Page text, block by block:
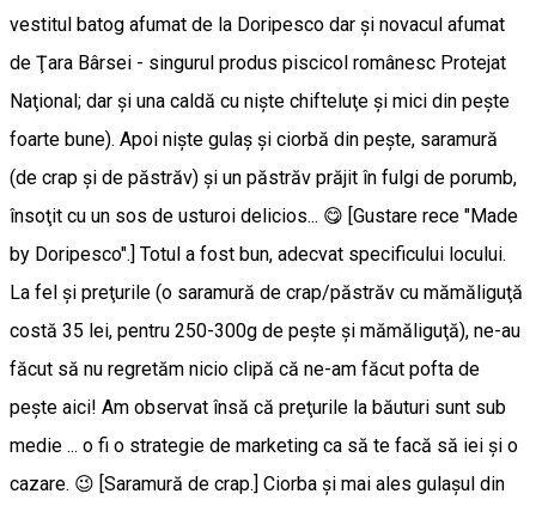
vestitul batog afumat de la Doripesco dar şi novacul afumat
de Ţara Bârsei - singurul produs piscicol românesc Protejat
Naţional; dar şi una caldă cu nişte chifteluţe şi mici din peşte
foarte bune). Apoi nişte gulaş şi ciorbă din peşte, saramură
(de crap şi de păstrăv) şi un păstrăv prăjit în fulgi de porumb,
însoţit cu un sos de usturoi delicios... 😋 [Gustare rece "Made
by Doripesco".] Totul a fost bun, adecvat specificului locului.
La fel şi preţurile (o saramură de crap/păstrăv cu mămăliguţă
costă 35 lei, pentru 250-300g de peşte şi mămăliguţă), ne-au
făcut să nu regretăm nicio clipă că ne-am făcut pofta de
peşte aici! Am observat însă că preţurile la băuturi sunt sub
medie ... o fi o strategie de marketing ca să te facă să iei şi o
cazare. 😉 [Saramură de crap.] Ciorba şi mai ales gulaşul din